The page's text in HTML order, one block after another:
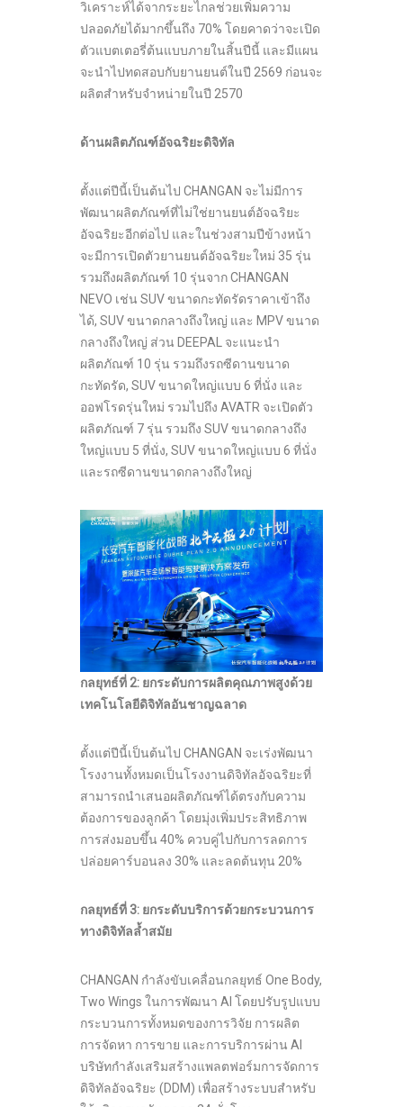
วิเคราะห์ได้จากระยะไกลช่วยเพิ่มความ
ปลอดภัยได้มากขึ้นถึง 70% โดยคาดว่าจะเปิด
ตัวแบตเตอรี่ต้นแบบภายในสิ้นปีนี้ และมีแผน
จะนำไปทดสอบกับยานยนต์ในปี 2569 ก่อนจะ
ผลิตสำหรับจำหน่ายในปี 2570
ด้านผลิตภัณฑ์อัจฉริยะดิจิทัล
ตั้งแต่ปีนี้เป็นต้นไป CHANGAN จะไม่มีการ
พัฒนาผลิตภัณฑ์ที่ไม่ใช่ยานยนต์อัจฉริยะ
อัจฉริยะอีกต่อไป และในช่วงสามปีข้างหน้า
จะมีการเปิดตัวยานยนต์อัจฉริยะใหม่ 35 รุ่น
รวมถึงผลิตภัณฑ์ 10 รุ่นจาก CHANGAN
NEVO เช่น SUV ขนาดกะทัดรัดราคาเข้าถึง
ได้, SUV ขนาดกลางถึงใหญ่ และ MPV ขนาด
กลางถึงใหญ่ ส่วน DEEPAL จะแนะนำ
ผลิตภัณฑ์ 10 รุ่น รวมถึงรถซีดานขนาด
กะทัดรัด, SUV ขนาดใหญ่แบบ 6 ที่นั่ง และ
ออฟโรดรุ่นใหม่ รวมไปถึง AVATR จะเปิดตัว
ผลิตภัณฑ์ 7 รุ่น รวมถึง SUV ขนาดกลางถึง
ใหญ่แบบ 5 ที่นั่ง, SUV ขนาดใหญ่แบบ 6 ที่นั่ง
และรถซีดานขนาดกลางถึงใหญ่
กลยุทธ์ที่2: ยกระดับการผลิตคุณภาพสูงด้วย
เทคโนโลยีดิจิทัลอันชาญฉลาด
ตั้งแต่ปีนี้เป็นต้นไป CHANGAN จะเร่งพัฒนา
โรงงานทั้งหมดเป็นโรงงานดิจิทัลอัจฉริยะที่
สามารถนำเสนอผลิตภัณฑ์ได้ตรงกับความ
ต้องการของลูกค้า โดยมุ่งเพิ่มประสิทธิภาพ
การส่งมอบขึ้น 40% ควบคู่ไปกับการลดการ
ปล่อยคาร์บอนลง 30% และลดต้นทุน 20%
กลยุทธ์ที่ 3: ยกระดับบริการด้วยกระบวนการ
ทางดิจิทัลล้ำสมัย
CHANGAN กำลังขับเคลื่อนกลยุทธ์ One Body,
Two Wings ในการพัฒนา AI โดยปรับรูปแบบ
กระบวนการทั้งหมดของการวิจัย การผลิต
การจัดหา การขาย และการบริการผ่าน AI
บริษัทกำลังเสริมสร้างแพลตฟอร์มการจัดการ
ดิจิทัลอัจฉริยะ (DDM) เพื่อสร้างระบบสำหรับ